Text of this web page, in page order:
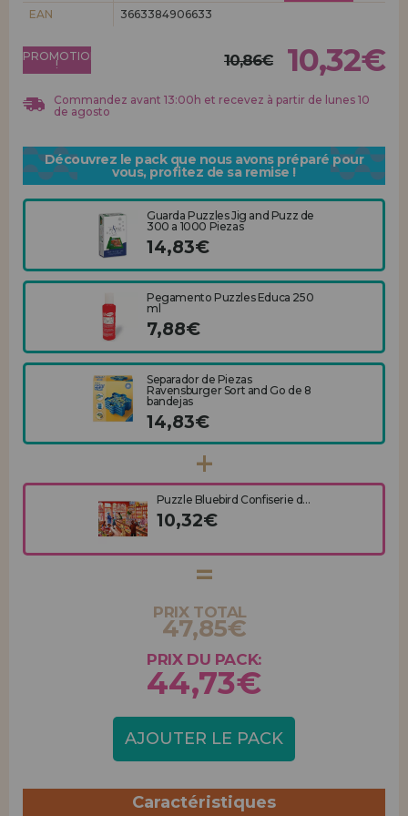
Allez-y! Nous vous attendions.
ENREGISTREMENT DISTRIBUTEUR
EAN
3663384906633
PROMOTION
! 10,86€ 10,32€
Commandez avant 13:00h et recevez à partir de lunes 10
de agosto
Découvrez le pack que nous avons préparé pour
vous, profitez de sa remise !
Guarda Puzzles Jig and Puzz de
300 a 1000 Piezas
14,83€
Pegamento Puzzles Educa 250
ml
7,88€
Separador de Piezas
Ravensburger Sort and Go de 8
bandejas
14,83€
Puzzle Bluebird Confiserie d...
10,32€
PRIX TOTAL
47,85€
PRIX DU PACK:
44,73€
AJOUTER LE PACK
Caractéristiques